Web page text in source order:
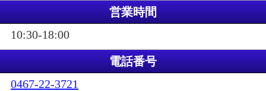
営業時間
10:30-18:00
電話番号
0467-22-3721